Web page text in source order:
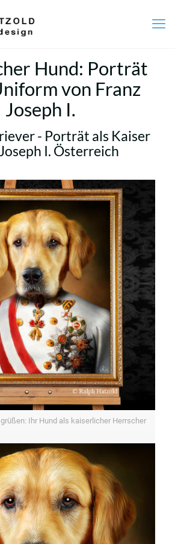
Hund: Porträt
von Franz
Joseph I.
- Porträt als Kaiser
I. Österreich
Ihr Hund als kaiserlicher Herrscher